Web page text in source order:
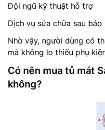
Đội ngũ kỹ thuật hỗ trợ
Dịch vụ sửa chữa sau bảo
Nhờ vậy, người dùng có
mà không lo thiếu phụ
Có nên mua tủ mát
không?